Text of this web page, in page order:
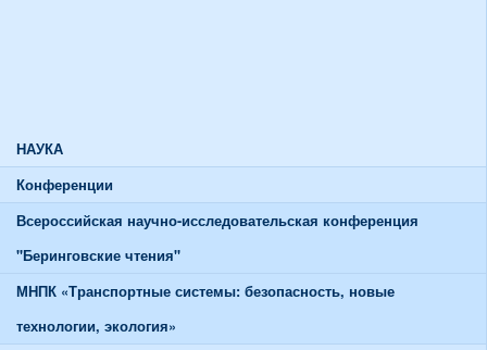
НАУКА
Конференции
Всероссийская научно-исследовательская конференция
"Беринговские чтения"
МНПК «Транспортные системы: безопасность, новые
технологии, экология»